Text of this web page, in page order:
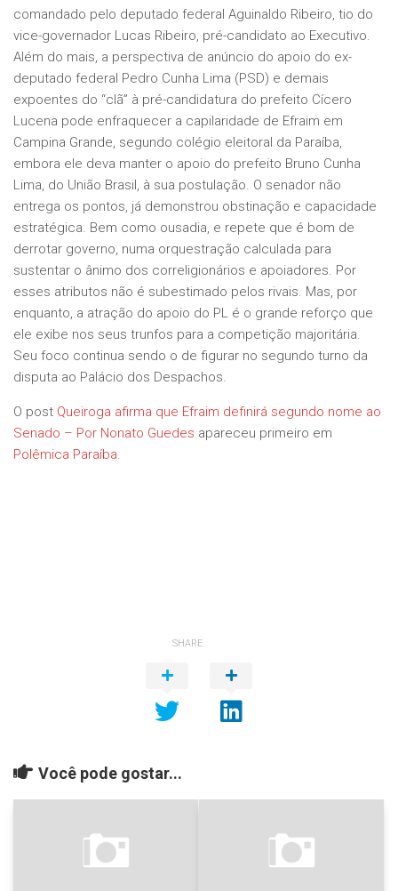
comandado pelo deputado federal Aguinaldo Ribeiro, tio do
vice-governador Lucas Ribeiro, pré-candidato ao Executivo.
Além do mais, a perspectiva de anúncio do apoio do ex-
deputado federal Pedro Cunha Lima (PSD) e demais
expoentes do “clã” à pré-candidatura do prefeito Cícero
Lucena pode enfraquecer a capilaridade de Efraim em
Campina Grande, segundo colégio eleitoral da Paraíba,
embora ele deva manter o apoio do prefeito Bruno Cunha
Lima, do União Brasil, à sua postulação. O senador não
entrega os pontos, já demonstrou obstinação e capacidade
estratégica. Bem como ousadia, e repete que é bom de
derrotar governo, numa orquestração calculada para
sustentar o ânimo dos correligionários e apoiadores. Por
esses atributos não é subestimado pelos rivais. Mas, por
enquanto, a atração do apoio do PL é o grande reforço que
ele exibe nos seus trunfos para a competição majoritária.
Seu foco continua sendo o de figurar no segundo turno da
disputa ao Palácio dos Despachos.
O post Queiroga afirma que Efraim definirá segundo nome ao
Senado – Por Nonato Guedes apareceu primeiro em
Polêmica Paraíba.
SHARE
Você pode gostar...